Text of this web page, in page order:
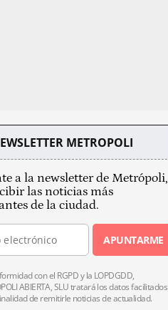
METROPOLI
a la newsletter de Metrópoli,
las noticias más
de la ciudad.
APUNTARME
con el RGPD y la LOPDGDD,
ABIERTA, SLU tratará los datos facilitados
de remitirle noticias de actualidad.